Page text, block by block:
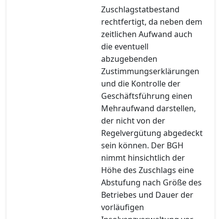
Zuschlagstatbestand
rechtfertigt, da neben dem
zeitlichen Aufwand auch
die eventuell
abzugebenden
Zustimmungserklärungen
und die Kontrolle der
Geschäftsführung einen
Mehraufwand darstellen,
der nicht von der
Regelvergütung abgedeckt
sein können. Der BGH
nimmt hinsichtlich der
Höhe des Zuschlags eine
Abstufung nach Größe des
Betriebes und Dauer der
vorläufigen